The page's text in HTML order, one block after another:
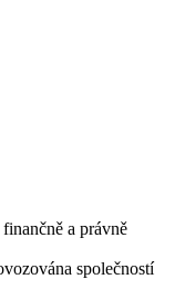
a právně
společností